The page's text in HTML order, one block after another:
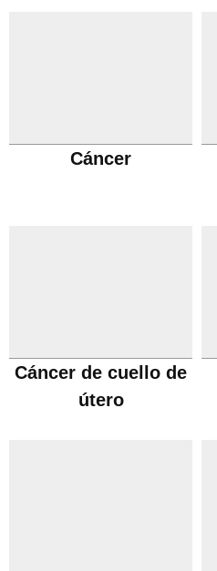
Cáncer
Cáncer de cuello de
útero